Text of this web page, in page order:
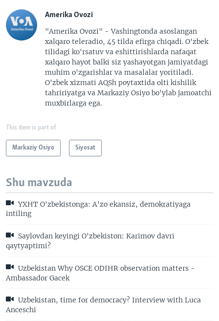
Amerika Ovozi
"Amerika Ovozi" - Vashingtonda asoslangan
xalqaro teleradio, 45 tilda efirga chiqadi. O'zbek
tilidagi ko'rsatuv va eshittirishlarda nafaqat
xalqaro hayot balki siz yashayotgan jamiyatdagi
muhim o'zgarishlar va masalalar yoritiladi.
O'zbek xizmati AQSh poytaxtida olti kishilik
tahririyatga va Markaziy Osiyo bo'ylab jamoatchi
muxbirlarga ega.
This item is part of
Markaziy Osiyo Siyosat
Shu mavzuda
YXHT O'zbekistonga: A'zo ekansiz, demokratiyaga
intiling
Saylovdan keyingi O'zbekiston: Karimov davri
qaytyaptimi?
Uzbekistan Why OSCE ODIHR observation matters -
Ambassador Gacek
Uzbekistan, time for democracy? Interview with Luca
Anceschi